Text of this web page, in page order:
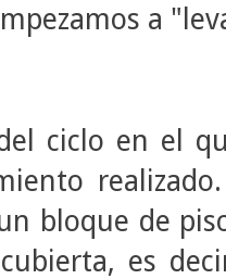
a
ciclo en el
bloque de
es